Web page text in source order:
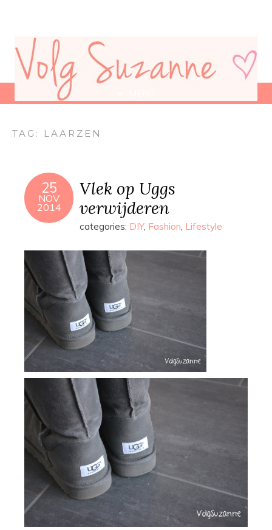
TAG: LAARZEN
25
NOV
2014
Vlek op Uggs
verwijderen
categories: DIY, Fashion, Lifestyle